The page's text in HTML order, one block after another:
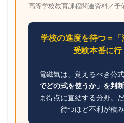
高等学校教育課程関連資料／
学校の進度を待つ＝
受験本番に行
電磁気は、覚えるべき公
でどの式を使うか」を判
ま得点に直結する分野。
待つほど不利が積み